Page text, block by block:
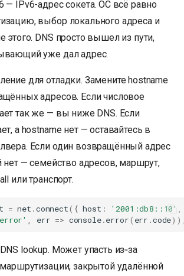
IPv6-адрес сокета. ОС всё равно
выбор локального адреса и
этого. DNS просто вышел из пути,
уже дал адрес.
для отладки. Замените hostname
адресов. Если числовое
так же — вы ниже DNS. Если
а hostname нет — оставайтесь в
Если один возвращённый адрес
нет — семейство адресов, маршрут,
или транспорт.
= net .connect({ host : '2001:db8::10' ,
, err => console.error( err .code
lookup. Может упасть из‑за
маршрутизации, закрытой удалённой